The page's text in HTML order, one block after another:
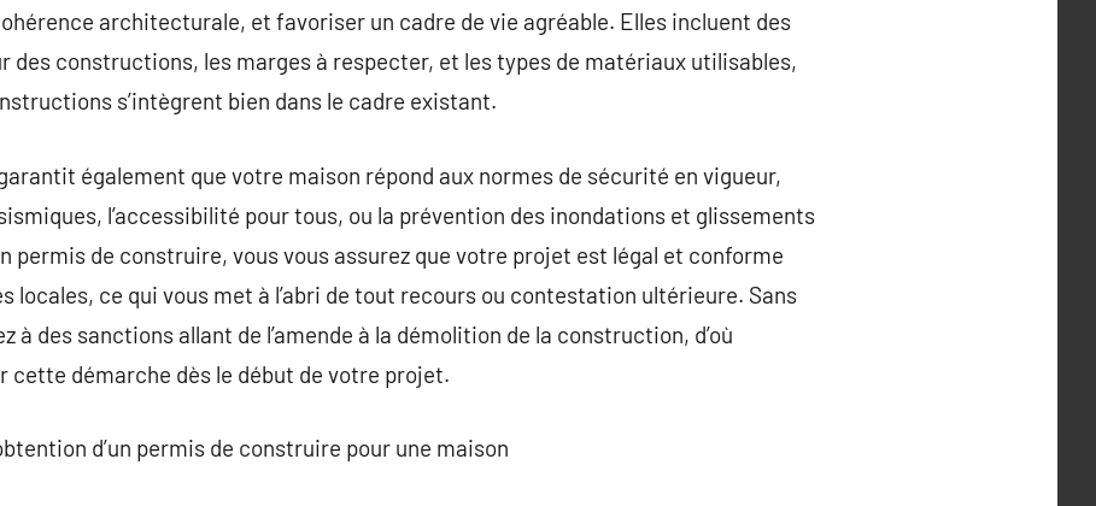
architecturale, et favoriser un cadre de vie agréable. Elles incluent des
des constructions, les marges à respecter, et les types de matériaux utilisables,
s’intègrent bien dans le cadre existant.
également que votre maison répond aux normes de sécurité en vigueur,
l’accessibilité pour tous, ou la prévention des inondations et glissements
permis de construire, vous vous assurez que votre projet est légal et conforme
locales, ce qui vous met à l’abri de tout recours ou contestation ultérieure. Sans
à des sanctions allant de l’amende à la démolition de la construction, d’où
cette démarche dès le début de votre projet.
d’un permis de construire pour une maison